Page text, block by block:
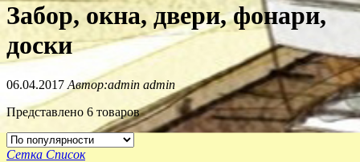
Забор, окна, двери, фонари,
доски
06.04.2017 Автор:admin admin
Представлено 6 товаров
Сетка Список